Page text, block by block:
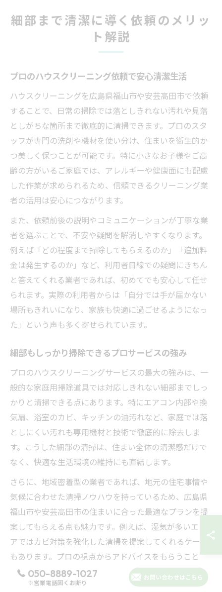
細部まで清潔に導く依頼のメリッ
ト解説
プロのハウスクリーニング依頼で安心清潔生活
ハウスクリーニングを広島県福山市や安芸高田市で依頼
することで、日常の掃除では落としきれない汚れや見落
としがちな箇所まで徹底的に清掃できます。プロのスタ
ッフが専門の洗剤や機材を使い分け、住まいを衛生的か
つ美しく保つことが可能です。特に小さなお子様やご高
齢の方がいるご家庭では、アレルギーや健康面にも配慮
した作業が求められるため、信頼できるクリーニング業
者の活用は安心につながります。
また、依頼前後の説明やコミュニケーションが丁寧な業
者を選ぶことで、不安や疑問を解消しやすくなります。
例えば「どの程度まで掃除してもらえるのか」「追加料
金は発生するのか」など、利用者目線での疑問にきちん
と答えてくれる業者であれば、初めてでも安心して任せ
られます。実際の利用者からは「自分では手が届かない
場所もきれいになり、家族も快適に過ごせるようになっ
た」という声も多く寄せられています。
細部もしっかり掃除できるプロサービスの強み
プロのハウスクリーニングサービスの最大の強みは、一
般的な家庭用掃除道具では対応しきれない細部までしっ
かりと清掃できる点にあります。特にエアコン内部や換
気扇、浴室のカビ、キッチンの油汚れなど、家庭では落
としにくい汚れも専用機材と技術で徹底的に除去しま
す。こうした細部の清掃は、住まい全体の清潔感だけで
なく、快適な生活環境の維持にも直結します。
さらに、地域密着型の業者であれば、地元の住宅事情や
気候に合わせた清掃ノウハウを持っているため、広島県
福山市や安芸高田市の住まいに合った最適なプランを提
案してもらえる点も魅力です。例えば、湿気が多いエリ
アではカビ対策を強化した清掃を提案してくれるケース
もあります。プロの視点からアドバイスをもらうこと
で、普段見逃しがちなリスクを事前に防ぐことも可能で
050-8889-1027
※営業電話固くお断り
お問い合わせはこちら